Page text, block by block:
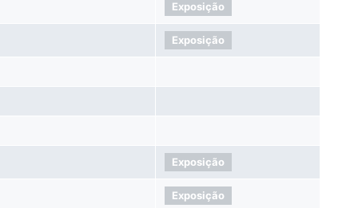
Exposição
Exposição
Exposição
Exposição